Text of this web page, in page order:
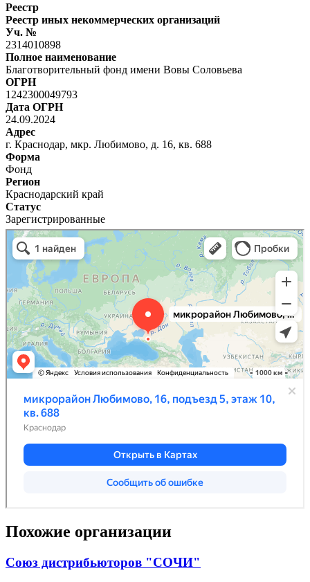
Реестр
Реестр иных некоммерческих организаций
Уч. №
2314010898
Полное наименование
Благотворительный фонд имени Вовы Соловьева
ОГРН
1242300049793
Дата ОГРН
24.09.2024
Адрес
г. Краснодар, мкр. Любимово, д. 16, кв. 688
Форма
Фонд
Регион
Краснодарский край
Статус
Зарегистрированные
Похожие организации
Союз дистрибьюторов "СОЧИ"